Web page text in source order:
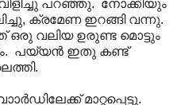
പറഞ്ഞു. നോക്കിയും
ക്രമേണ ഇറങ്ങി വന്നു.
ഒരു വലിയ ഉരുണ്ട മൊട്ടും
പയ്യൻ ഇതു കണ്ട്
മാറ്റപ്പെട്ടു.